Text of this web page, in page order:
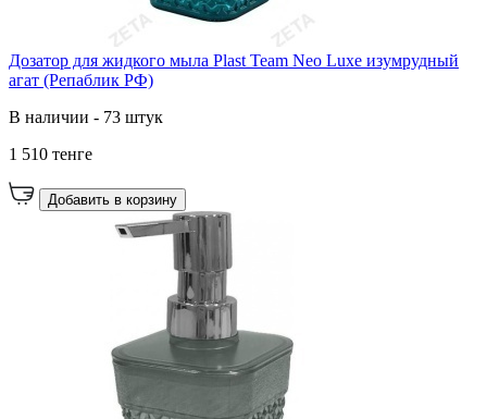
Дозатор для жидкого мыла Plast Team Neo Luxe изумрудный
агат (Репаблик РФ)
В наличии - 73 штук
1 510 тенге
Добавить в корзину